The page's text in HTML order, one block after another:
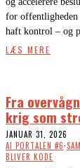
for offentligheden
haft kontrol – og
LÆS MERE
Fra
krig som
JANUAR 31, 2026
AI PORTALEN #6·
BLIVER KODE